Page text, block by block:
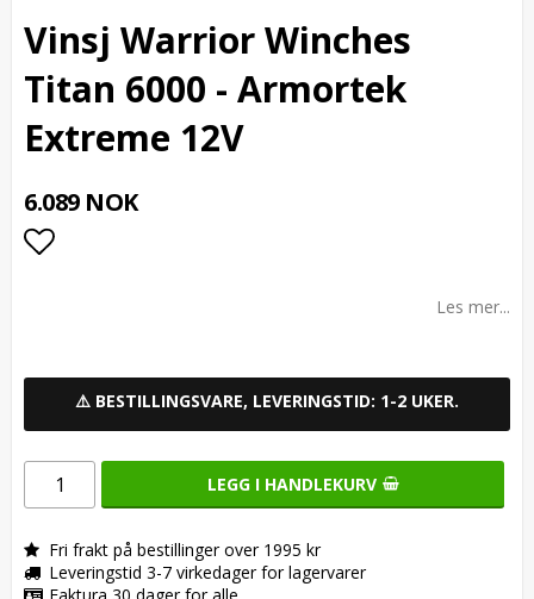
Vinsj Warrior Winches
Titan 6000 - Armortek
Extreme 12V
6.089 NOK
Les mer...
⚠️ BESTILLINGSVARE, LEVERINGSTID: 1-2 UKER.
LEGG I HANDLEKURV
Fri frakt på bestillinger over 1995 kr
Leveringstid 3-7 virkedager for lagervarer
Faktura 30 dager for alle